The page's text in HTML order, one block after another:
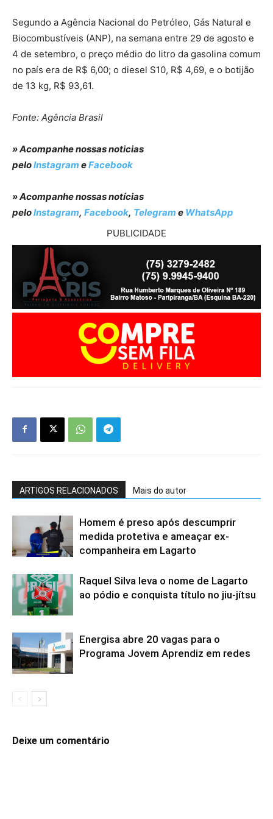
Segundo a Agência Nacional do Petróleo, Gás Natural e
Biocombustíveis (ANP), na semana entre 29 de agosto e
4 de setembro, o preço médio do litro da gasolina comum
no país era de R$ 6,00; o diesel S10, R$ 4,69, e o botijão
de 13 kg, R$ 93,61.
Fonte: Agência Brasil
» Acompanhe nossas noticias
peloInstagram eFacebook
» Acompanhe nossas notícias
peloInstagram, Facebook, Telegram e WhatsApp
PUBLICIDADE
ARTIGOS RELACIONADOS Mais do autor
Homem é preso após descumprir
medida protetiva e ameaçar ex-
companheira em Lagarto
Raquel Silva leva o nome de Lagarto
ao pódio e conquista título no jiu-jítsu
Energisa abre 20 vagas para o
Programa Jovem Aprendiz em redes
Deixe um comentário